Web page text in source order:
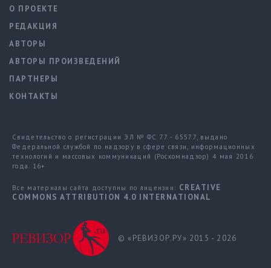
О ПРОЕКТЕ
РЕДАКЦИЯ
АВТОРЫ
АВТОРЫ ПРОИЗВЕДЕНИЙ
ПАРТНЕРЫ
КОНТАКТЫ
Свидетельство о регистрации ЭЛ № ФС 77 - 65577, выдано
Федеральной службой по надзору в сфере связи, информационных
технологий и массовых коммуникаций (Роскомнадзор) 4 мая 2016
года. 16+
Все материалы сайта доступны по лицензии: CREATIVE
COMMONS ATTRIBUTION 4.0 INTERNATIONAL
© «РЕВИЗОР.РУ» 2015 - 2026